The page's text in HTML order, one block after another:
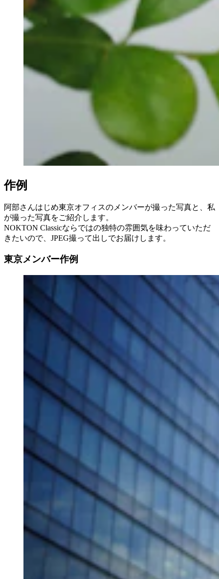
作例
阿部さんはじめ東京オフィスのメンバーが撮った写真と、私
が撮った写真をご紹介します。
NOKTON Classicならではの独特の雰囲気を味わっていただ
きたいので、JPEG撮って出しでお届けします。
東京メンバー作例